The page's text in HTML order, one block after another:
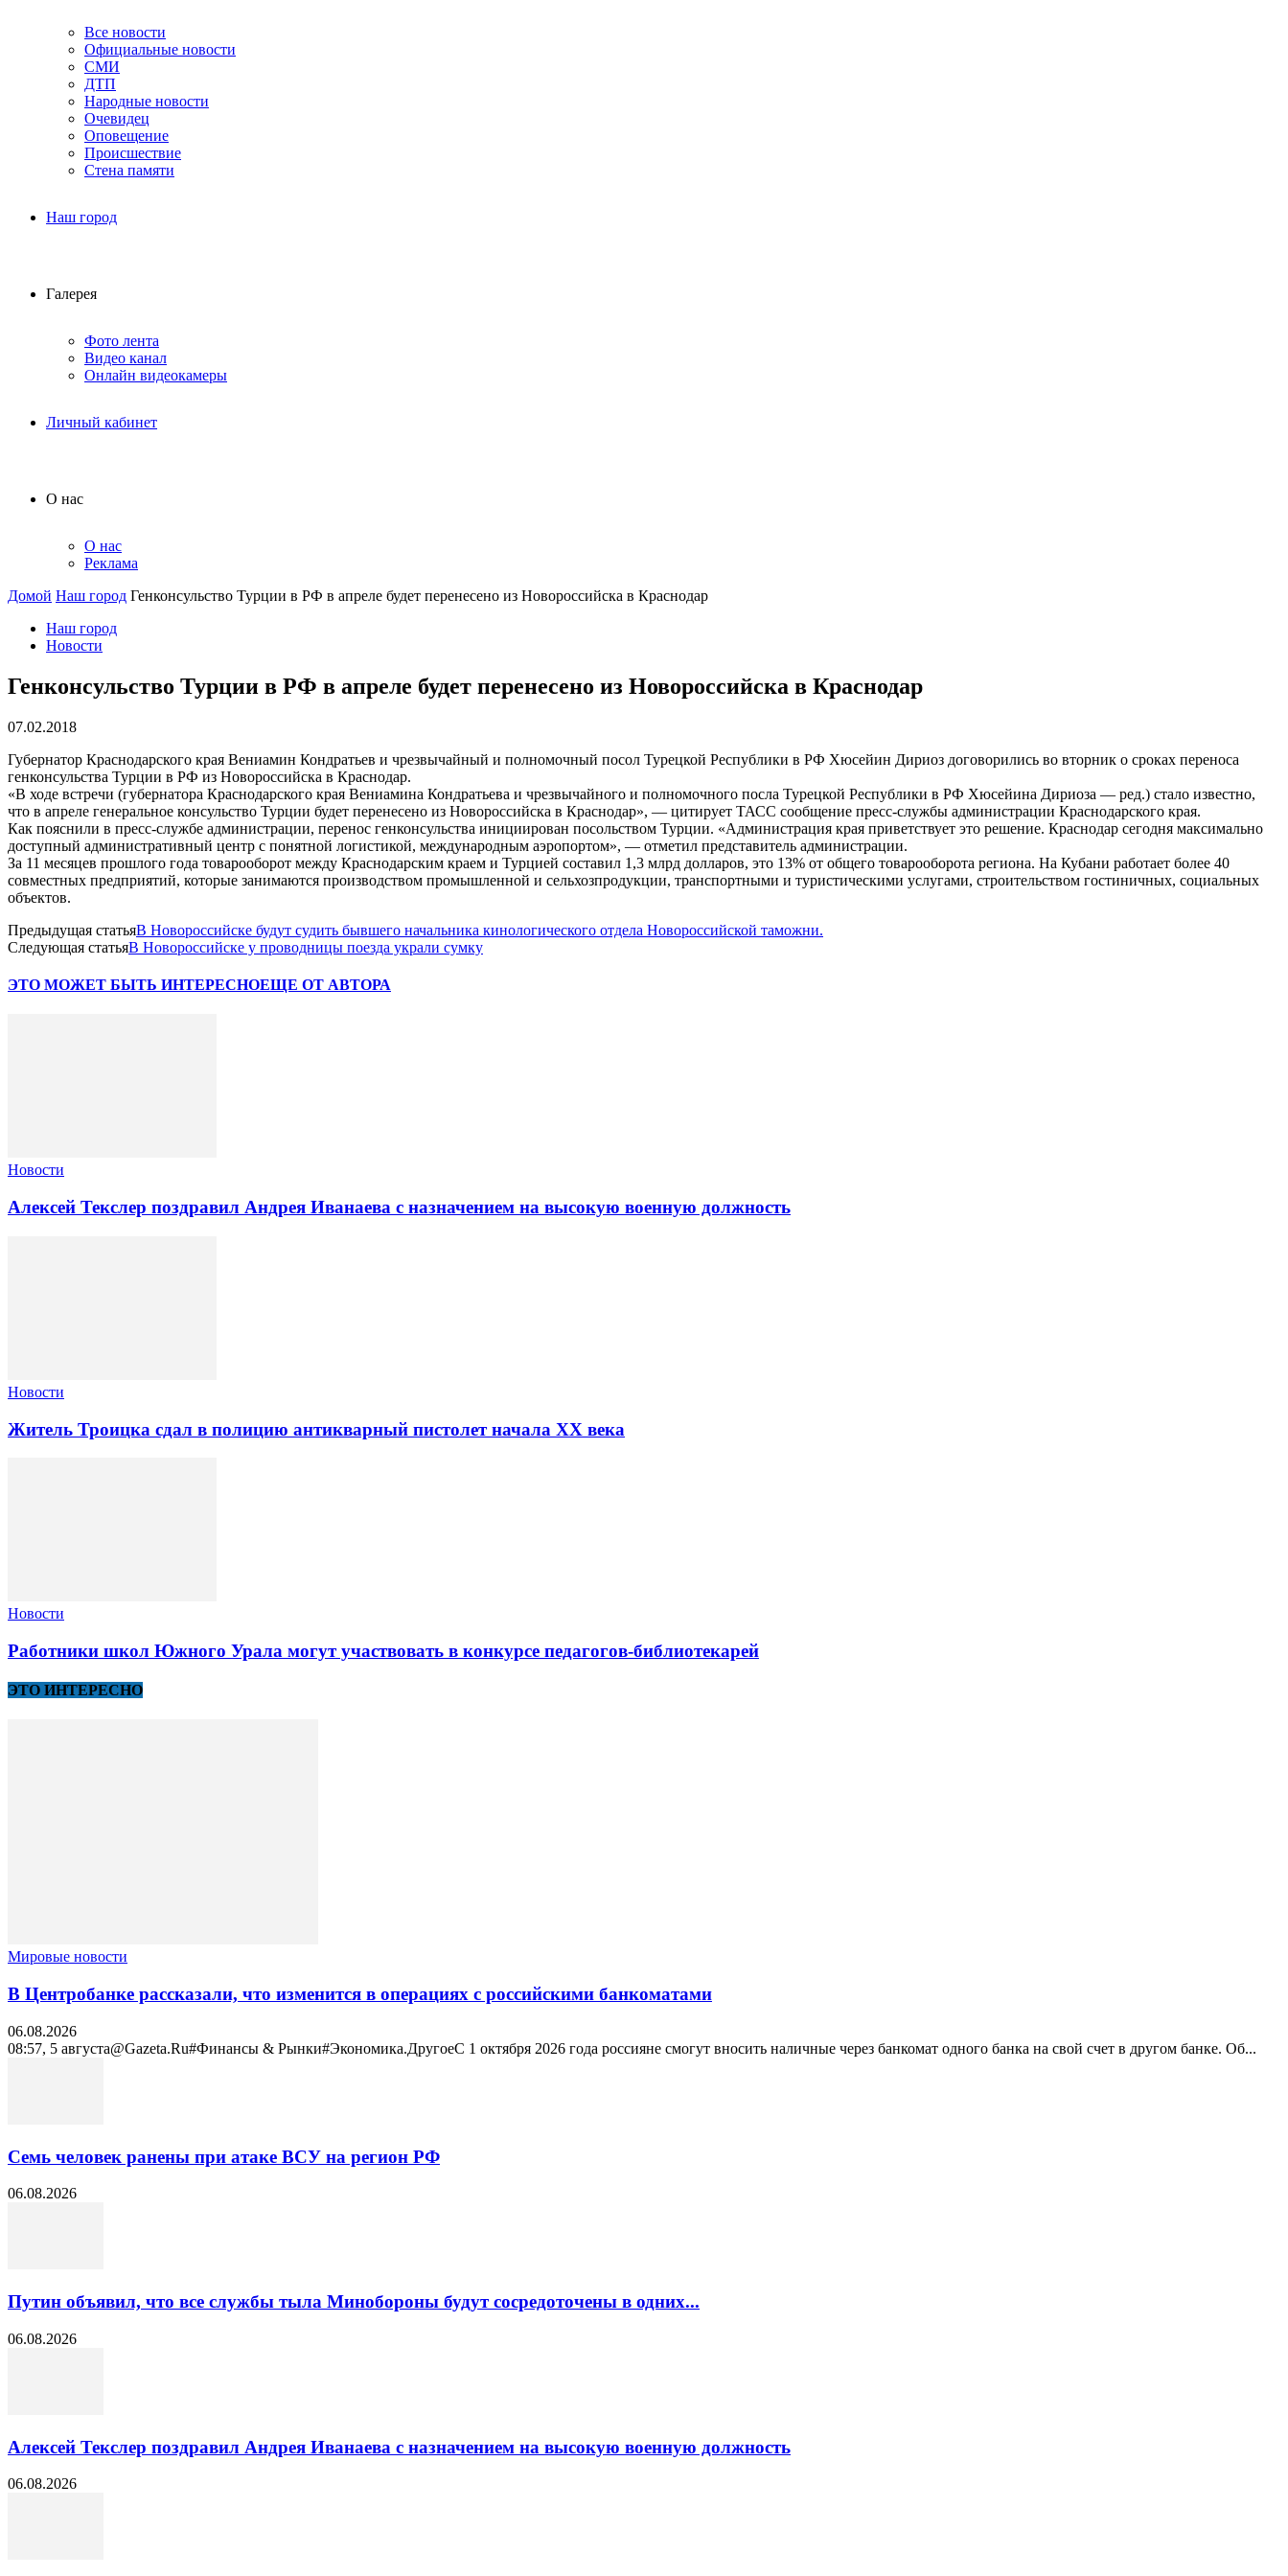
Все новости
Официальные новости
СМИ
ДТП
Народные новости
Очевидец
Оповещение
Происшествие
Стена памяти
Наш город
Галерея
Фото лента
Видео канал
Онлайн видеокамеры
Личный кабинет
О нас
О нас
Реклама
Домой Наш город Генконсульство Турции в РФ в апреле будет перенесено из Новороссийска в Краснодар
Наш город
Новости
Генконсульство Турции в РФ в апреле будет перенесено из Новороссийска в Краснодар
07.02.2018
Губернатор Краснодарского края Вениамин Кондратьев и чрезвычайный и полномочный посол Турецкой Республики в РФ Хюсейин Дириоз договорились во вторник о сроках переноса
генконсульства Турции в РФ из Новороссийска в Краснодар.
«В ходе встречи (губернатора Краснодарского края Вениамина Кондратьева и чрезвычайного и полномочного посла Турецкой Республики в РФ Хюсейина Дириоза — ред.) стало известно,
что в апреле генеральное консульство Турции будет перенесено из Новороссийска в Краснодар», — цитирует ТАСС сообщение пресс-службы администрации Краснодарского края.
Как пояснили в пресс-службе администрации, перенос генконсульства инициирован посольством Турции. «Администрация края приветствует это решение. Краснодар сегодня максимально
доступный административный центр с понятной логистикой, международным аэропортом», — отметил представитель администрации.
За 11 месяцев прошлого года товарооборот между Краснодарским краем и Турцией составил 1,3 млрд долларов, это 13% от общего товарооборота региона. На Кубани работает более 40
совместных предприятий, которые занимаются производством промышленной и сельхозпродукции, транспортными и туристическими услугами, строительством гостиничных, социальных
объектов.
Предыдущая статьяВ Новороссийске будут судить бывшего начальника кинологического отдела Новороссийской таможни.
Следующая статьяВ Новороссийске у проводницы поезда украли сумку
ЭТО МОЖЕТ БЫТЬ ИНТЕРЕСНОЕЩЕ ОТ АВТОРА
Новости
Алексей Текслер поздравил Андрея Иванаева с назначением на высокую военную должность
Новости
Житель Троицка сдал в полицию антикварный пистолет начала XX века
Новости
Работники школ Южного Урала могут участвовать в конкурсе педагогов-библиотекарей
ЭТО ИНТЕРЕСНО
Мировые новости
В Центробанке рассказали, что изменится в операциях с российскими банкоматами
06.08.2026
08:57, 5 августа@Gazeta.Ru#Финансы & Рынки#Экономика.ДругоеС 1 октября 2026 года россияне смогут вносить наличные через банкомат одного банка на свой счет в другом банке. Об...
Семь человек ранены при атаке ВСУ на регион РФ
06.08.2026
Путин объявил, что все службы тыла Минобороны будут сосредоточены в одних...
06.08.2026
Алексей Текслер поздравил Андрея Иванаева с назначением на высокую военную должность
06.08.2026